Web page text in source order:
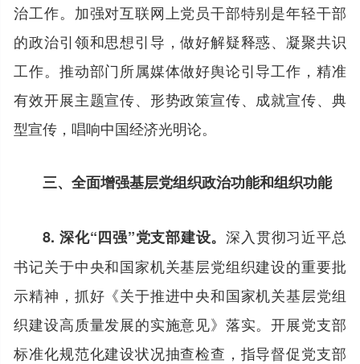
治工作。加强对互联网上党员干部特别是年轻干部
的政治引领和思想引导，做好解疑释惑、凝聚共识
工作。推动部门所属媒体做好舆论引导工作，精准
有效开展主题宣传、形势政策宣传、成就宣传、典
型宣传，唱响中国经济光明论。
三、全面增强基层党组织政治功能和组织功能
8. 深化“四强”党支部建设。深入贯彻习近平总
书记关于中央和国家机关基层党组织建设的重要批
示精神，抓好《关于推进中央和国家机关基层党组
织建设高质量发展的实施意见》落实。开展党支部
标准化规范化建设状况抽查检查，指导督促党支部